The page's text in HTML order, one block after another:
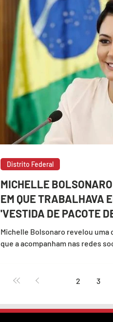
MICHELLE
EM QUE TRABALHAVA
'VESTIDA DE PACOTE
Michelle Bolsonaro revelou
que a acompanham nas redes
Distrito Federal
2 3